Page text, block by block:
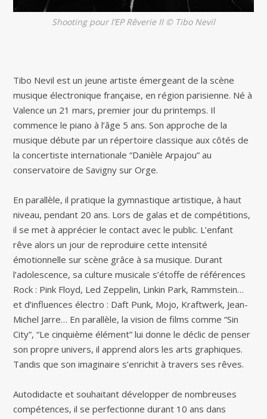
Shooting pour l’EPRêverie II© Tibo Nevil
Tibo Nevil est un jeune artiste émergeant de la scène
musique électronique française, en région parisienne. Né à
Valence un 21 mars, premier jour du printemps. Il
commence le piano à l’âge 5 ans. Son approche de la
musique débute par un répertoire classique aux côtés de
la concertiste internationale “Danièle Arpajou” au
conservatoire de Savigny sur Orge.
En parallèle, il pratique la gymnastique artistique, à haut
niveau, pendant 20 ans. Lors de galas et de compétitions,
il se met à apprécier le contact avec le public. L’enfant
rêve alors un jour de reproduire cette intensité
émotionnelle sur scène grâce à sa musique. Durant
l’adolescence, sa culture musicale s’étoffe de références
Rock : Pink Floyd, Led Zeppelin, Linkin Park, Rammstein…
et d’influences électro : Daft Punk, Mojo, Kraftwerk, Jean-
Michel Jarre… En parallèle, la vision de films comme “Sin
City”, “Le cinquième élément” lui donne le déclic de penser
son propre univers, il apprend alors les arts graphiques.
Tandis que son imaginaire s’enrichit à travers ses rêves.
Autodidacte et souhaitant développer de nombreuses
compétences, il se perfectionne durant 10 ans dans